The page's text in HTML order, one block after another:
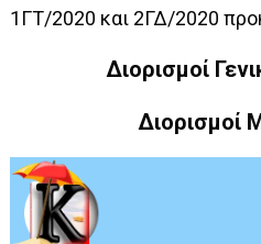
1ΓΤ/2020 και 2ΓΔ/2020
Διορισμοί
Διορισμοί